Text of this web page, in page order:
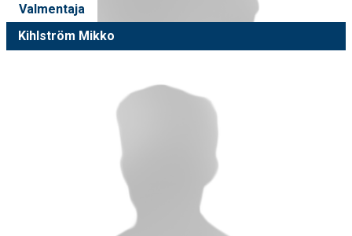
Valmentaja
Kihlström Mikko